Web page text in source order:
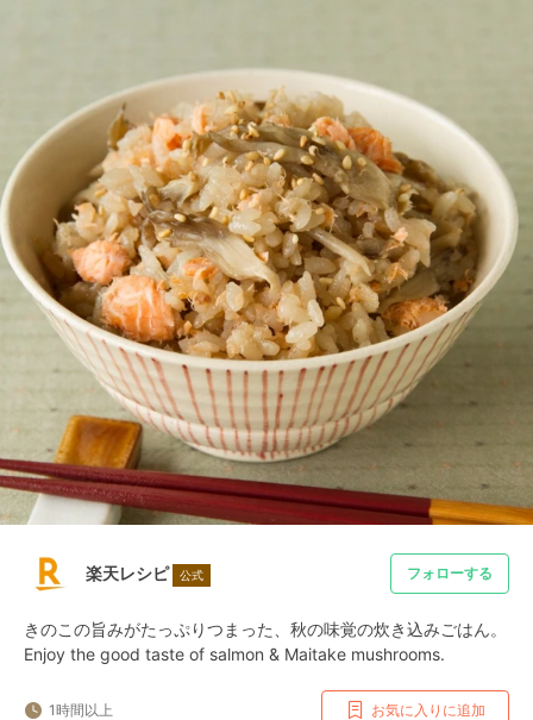
楽天レシピ 公式 フォローする
きのこの旨みがたっぷりつまった、秋の味覚の炊き込みごはん。
Enjoy the good taste of salmon & Maitake mushrooms.
1時間以上 お気に入りに追加